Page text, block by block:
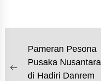
NAVIGASI
POS
Previous
Pameran Pesona
Pusaka Nusantara
di Hadiri Danrem